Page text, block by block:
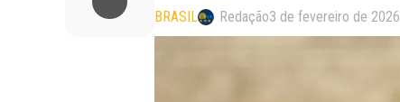
BRASIL Redação3 de fevereiro de 2026